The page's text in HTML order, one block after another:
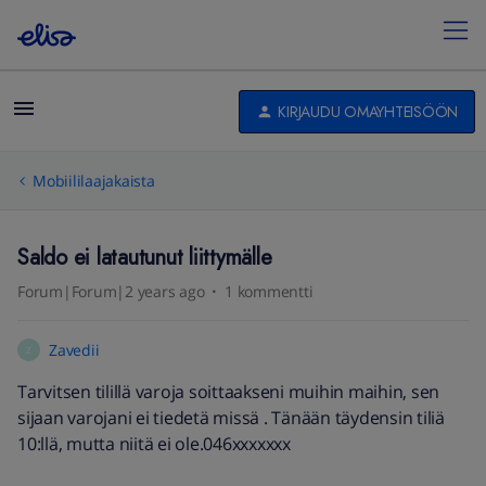
KIRJAUDU OMAYHTEISÖÖN
Mobiililaajakaista
Saldo ei latautunut liittymälle
Forum|Forum|2 years ago 1 kommentti
Zavedii
Tarvitsen tilillä varoja soittaakseni muihin maihin, sen
sijaan varojani ei tiedetä missä . Tänään täydensin tiliä
10:llä, mutta niitä ei ole.046xxxxxxx